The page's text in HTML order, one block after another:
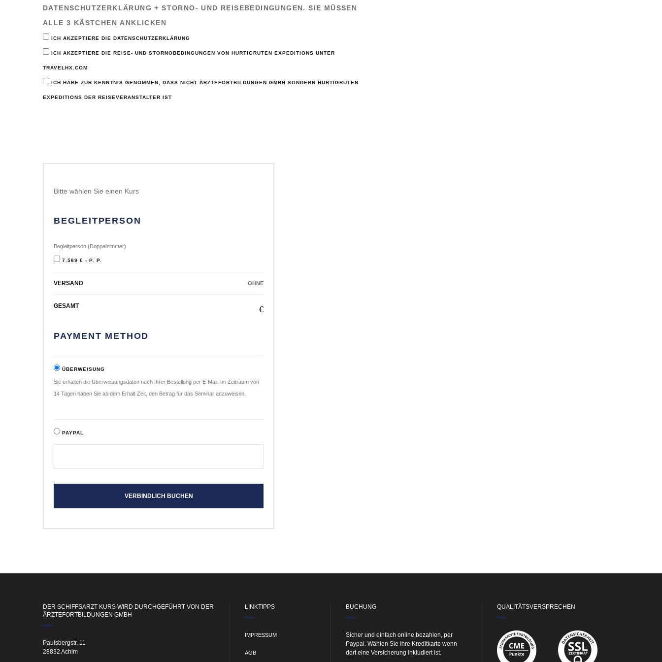
DATENSCHUTZERKLÄRUNG + STORNO- UND REISEBEDINGUNGEN. SIE MÜSSEN
ALLE 3 KÄSTCHEN ANKLICKEN
ICH AKZEPTIERE DIE DATENSCHUTZERKLÄRUNG
ICH AKZEPTIERE DIE REISE- UND STORNOBEDINGUNGEN VON HURTIGRUTEN EXPEDITIONS UNTER
TRAVELHX.COM
ICH HABE ZUR KENNTNIS GENOMMEN, DASS NICHT ÄRZTEFORTBILDUNGEN GMBH SONDERN HURTIGRUTEN
EXPEDITIONS DER REISEVERANSTALTER IST
Bitte wählen Sie einen Kurs
BEGLEITPERSON
Begleitperson (Doppelzimmer)
7.569 € - P. P.
VERSAND OHNE
GESAMT €
PAYMENT METHOD
ÜBERWEISUNG
Sie erhalten die Überweisungsdaten nach Ihrer Bestellung per E-Mail. Im Zeitraum von
14 Tagen haben Sie ab dem Erhalt Zeit, den Betrag für das Seminar anzuweisen.
PAYPAL
VERBINDLICH BUCHEN
DER SCHIFFSARZT KURS WIRD DURCHGEFÜHRT VON DER
ÄRZTEFORTBILDUNGEN GMBH
Paulsbergstr. 11
28832 Achim
LINKTIPPS
IMPRESSUM
AGB
BUCHUNG
Sicher und einfach online bezahlen, per
Paypal. Wählen Sie Ihre Kreditkarte wenn
dort eine Versicherung inkludiert ist.
QUALITÄTSVERSPRECHEN